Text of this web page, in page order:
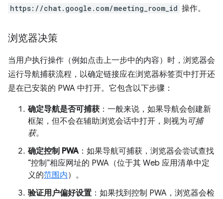
https://chat.google.com/meeting_room_id 操作。
浏览器决策
当用户执行操作（例如点击上一步中的内容）时，浏览器会
运行导航捕获流程，以确定链接应在浏览器标签页中打开还
是在已安装的 PWA 中打开。它包含以下步骤：
确定导航是否可捕获 ：一般来说，如果导航会创建新
框架，但不会在辅助浏览会话中打开，则视为 可捕
获。
确定控制 PWA ：如果导航可捕获，浏览器会尝试查找
“控制”相应网址的 PWA（位于其 Web 应用清单中定
义的范围内）。
验证用户偏好设置 ：如果找到控制 PWA，浏览器会检